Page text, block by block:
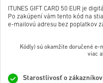
ITUNES GIFT CARD 50 EUR je
Po zakúpení vám tento kód na
e-mailovú adresu bez poplatkov
Kód(y) sú okamžite doručené
viac
Starostlivosť o